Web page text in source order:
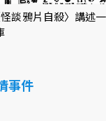
談鴉片自殺〉講述一
事件